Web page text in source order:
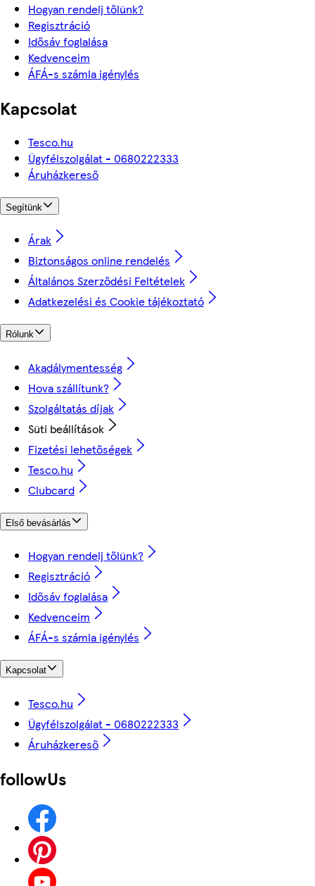
Hogyan rendelj tőlünk?
Regisztráció
Idősáv foglalása
Kedvenceim
ÁFÁ-s számla igénylés
Kapcsolat
Tesco.hu
Ügyfélszolgálat - 0680222333
Áruházkereső
Segítünk
Árak
Biztonságos online rendelés
Általános Szerződési Feltételek
Adatkezelési és Cookie tájékoztató
Rólunk
Akadálymentesség
Hova szállítunk?
Szolgáltatás díjak
Süti beállítások
Fizetési lehetőségek
Tesco.hu
Clubcard
Első bevásárlás
Hogyan rendelj tőlünk?
Regisztráció
Idősáv foglalása
Kedvenceim
ÁFÁ-s számla igénylés
Kapcsolat
Tesco.hu
Ügyfélszolgálat - 0680222333
Áruházkereső
followUs